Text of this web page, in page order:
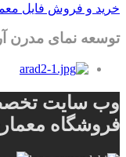
فایل معماری
مدرن آراد
تخصصی
معماری و